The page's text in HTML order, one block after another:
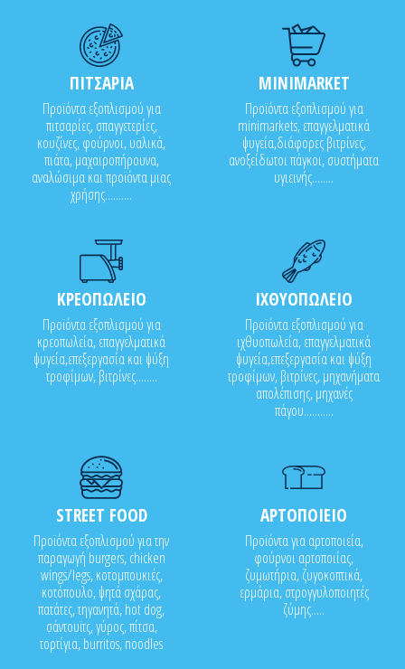
ΠΙΤΣΑΡΙΑ
Προϊόντα εξοπλισμού για
πιτσαρίες, σπαγγετερίες,
κουζίνες, φούρνοι, υαλικά,
πιάτα, μαχαιροπήρουνα,
αναλώσιμα και προϊόντα μιας
χρήσης..........
MINIMARKET
Προϊόντα εξοπλισμού για
minimarkets, επαγγελματικά
ψυγεία,διάφορες βιτρίνες,
ανοξείδωτοι πάγκοι, συστήματα
υγιεινής........
ΚΡΕΟΠΩΛΕΙΟ
Προϊόντα εξοπλισμού για
κρεοπωλεία, επαγγελματικά
ψυγεία,επεξεργασία και ψύξη
τροφίμων, βιτρίνες........
ΙΧΘΥΟΠΩΛΕΙΟ
Προϊόντα εξοπλισμού για
ιχθυοπωλεία, επαγγελματικά
ψυγεία,επεξεργασία και ψύξη
τροφίμων, βιτρίνες, μηχανήματα
απολέπισης, μηχανές
πάγου...........
STREET FOOD
Προϊόντα εξοπλισμού για την
παραγωγή burgers, chicken
wings/legs, κοτομπουκιές,
κοτόπουλο, ψητά σχάρας,
πατάτες, τηγανητά, hot dog,
σάντουϊτς, γύρος, πίτσα,
τορτίγια, burritos, noodles
ΑΡΤΟΠΟΙΕΙΟ
Προϊόντα για αρτοποιεία,
φούρνοι αρτοποιίας,
ζυμωτήρια, ζυγοκοπτικά,
ερμάρια, στρογγυλοποιητές
ζύμης.....